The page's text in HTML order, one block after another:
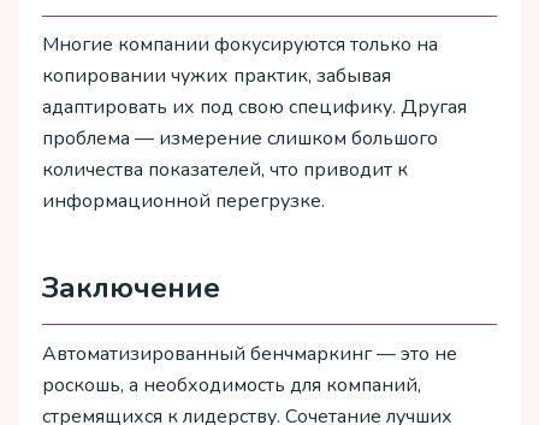
Многие компании фокусируются только на
копировании чужих практик, забывая
адаптировать их под свою специфику. Другая
проблема — измерение слишком большого
количества показателей, что приводит к
информационной перегрузке.
Заключение
Автоматизированный бенчмаркинг — это не
роскошь, а необходимость для компаний,
стремящихся к лидерству. Сочетание лучших